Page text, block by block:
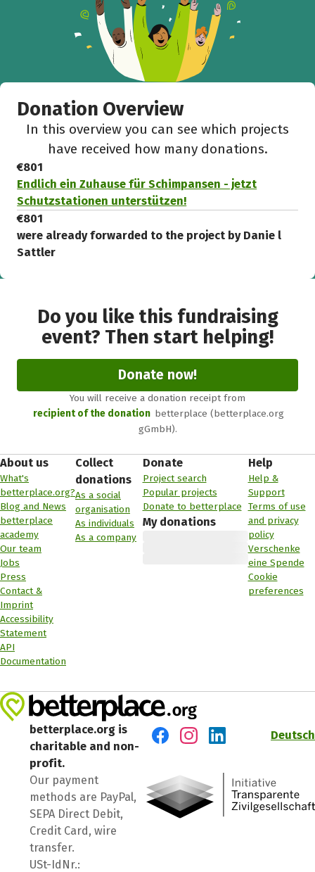
Donation Overview
In this overview you can see which projects
have received how many donations.
€801
Endlich ein Zuhause für Schimpansen - jetzt
Schutzstationen unterstützen!
€801
were already forwarded to the project by Danie l
Sattler
Do you like this fundraising
event? Then start helping!
Donate now!
You will receive a donation receipt from
recipient of the donation betterplace (betterplace.org
gGmbH).
About us
What's
betterplace.org?
Blog and News
betterplace
academy
Our team
Jobs
Press
Contact &
Imprint
Accessibility
Statement
API
Documentation
Collect
donations
As a social
organisation
As individuals
As a company
Donate
Project search
Popular projects
Donate to betterplace
My donations
Help
Help &
Support
Terms of use
and privacy
policy
Verschenke
eine Spende
Cookie
preferences
betterplace.org is
charitable and non-
profit.
Our payment
methods are PayPal,
SEPA Direct Debit,
Credit Card, wire
transfer.
USt-IdNr.:
Deutsch